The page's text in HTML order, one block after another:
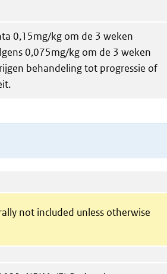
0,15mg/kg om de 3 weken
0,075mg/kg om de 3 weken
behandeling tot progressie of
not included unless otherwise